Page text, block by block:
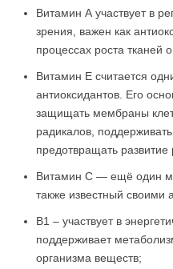
Витамин А участвует в
зрения, важен как
процессах роста тканей
Витамин Е считается
антиоксидантов. Его
защищать мембраны
радикалов,
предотвращать
Витамин С — ещё один
также известный своими
В1 – участвует в
поддерживает
организма веществ;